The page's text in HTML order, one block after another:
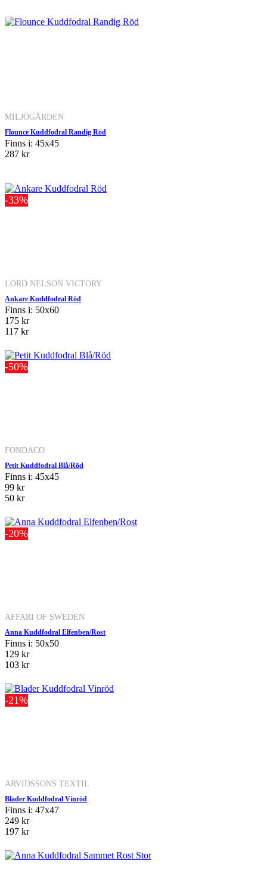
MILJÖGÅRDEN
Flounce Kuddfodral Randig Röd
Finns i: 45x45
287 kr
-33%
LORD NELSON VICTORY
Ankare Kuddfodral Röd
Finns i: 50x60
175 kr
117 kr
-50%
FONDACO
Petit Kuddfodral Blå/Röd
Finns i: 45x45
99 kr
50 kr
-20%
AFFARI OF SWEDEN
Anna Kuddfodral Elfenben/Rost
Finns i: 50x50
129 kr
103 kr
-21%
ARVIDSSONS TEXTIL
Blader Kuddfodral Vinröd
Finns i: 47x47
249 kr
197 kr